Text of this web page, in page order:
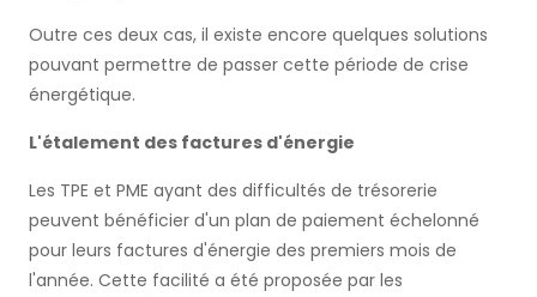
Outre ces deux cas, il existe encore quelques solutions
pouvant permettre de passer cette période de crise
énergétique.
L'étalement des factures d'énergie
Les TPE et PME ayant des difficultés de trésorerie
peuvent bénéficier d'un plan de paiement échelonné
pour leurs factures d'énergie des premiers mois de
l'année. Cette facilité a été proposée par les